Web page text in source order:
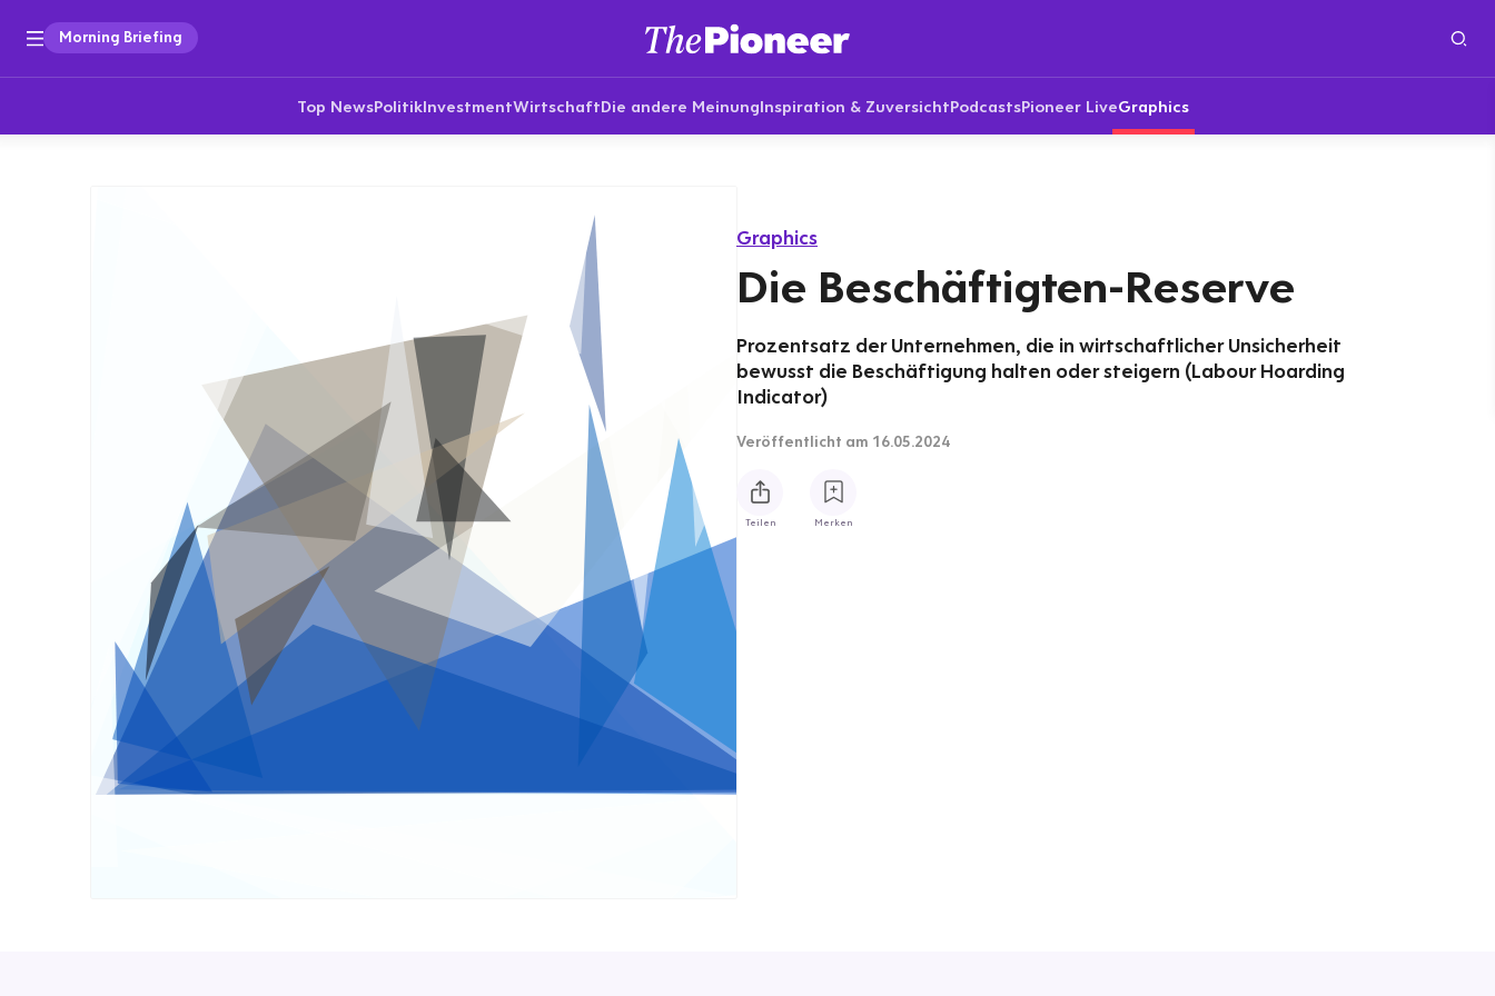
Morning Briefing
Top NewsPolitikInvestmentWirtschaftDie andere MeinungInspiration & ZuversichtPodcastsPioneer LiveGraphics
Graphics
Die Beschäftigten-Reserve
Prozentsatz der Unternehmen, die in wirtschaftlicher Unsicherheit
bewusst die Beschäftigung halten oder steigern (Labour Hoarding
Indicator)
Veröffentlicht am 16.05.2024
Teilen Merken